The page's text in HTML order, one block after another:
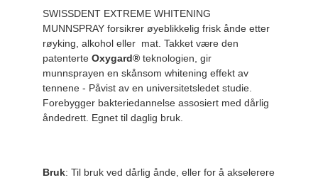
SWISSDENT EXTREME WHITENING
MUNNSPRAY forsikrer øyeblikkelig frisk ånde etter
røyking, alkohol eller mat. Takket være den
patenterteOxygard® teknologien, gir
munnsprayen en skånsom whitening effekt av
tennene - Påvist av en universitetsledet studie.
Forebygger bakteriedannelse assosiert med dårlig
åndedrett. Egnet til daglig bruk.
Bruk: Til bruk ved dårlig ånde, eller for å akselerere